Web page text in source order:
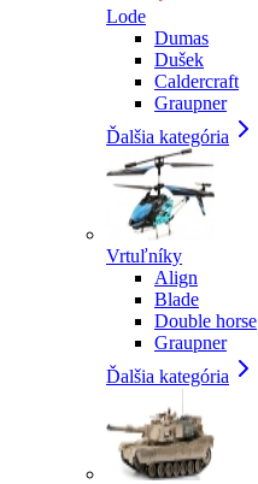
Lode
Dumas
Dušek
Caldercraft
Graupner
Ďalšia kategória
Vrtuľníky
Align
Blade
Double horse
Graupner
Ďalšia kategória